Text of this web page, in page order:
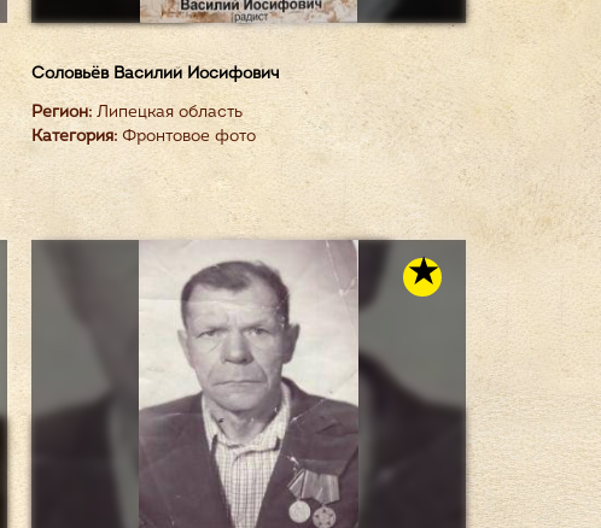
Соловьёв Василий Иосифович
Регион:Липецкая область
Категория:Фронтовое фото